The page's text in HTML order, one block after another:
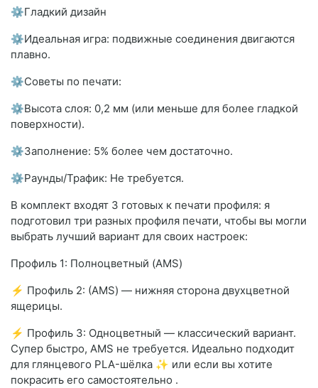
⚙Гладкий дизайн
⚙Идеальная игра: подвижные соединения двигаются
плавно.
⚙Советы по печати:
⚙Высота слоя: 0,2 мм (или меньше для более гладкой
поверхности).
⚙Заполнение: 5% более чем достаточно.
⚙Раунды/Трафик: Не требуется.
В комплект входят 3 готовых к печати профиля: я
подготовил три разных профиля печати, чтобы вы могли
выбрать лучший вариант для своих настроек:
Профиль 1: Полноцветный (AMS)
⚡ Профиль 2: (AMS) — нижняя сторона двухцветной
ящерицы.
⚡ Профиль 3: Одноцветный — классический вариант.
Супер быстро, AMS не требуется. Идеально подходит
для глянцевого PLA-шёлка ✨ или если вы хотите
покрасить его самостоятельно .